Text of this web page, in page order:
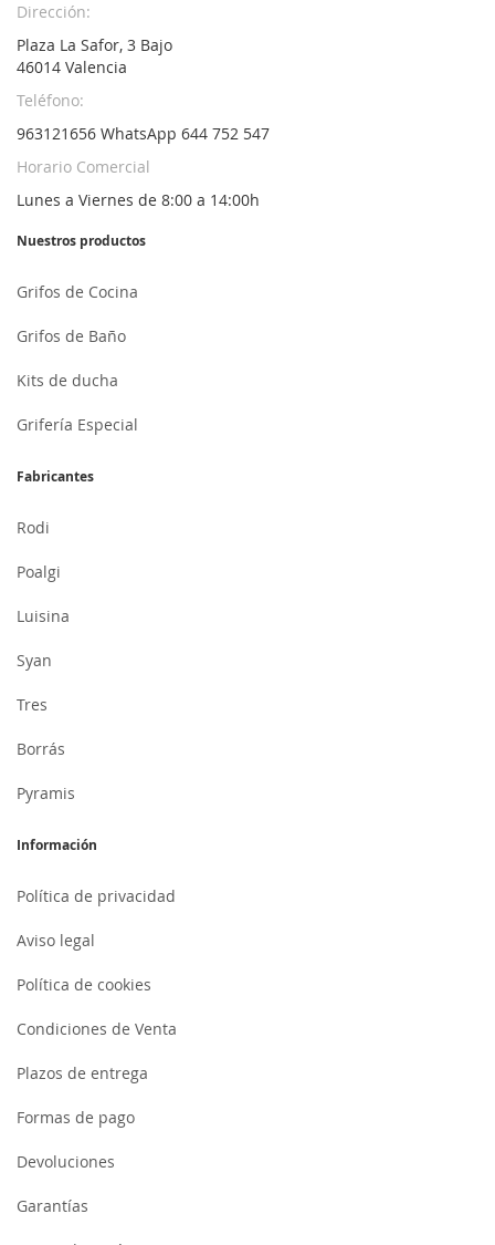
Dirección:
Plaza La Safor, 3 Bajo
46014 Valencia
Teléfono:
963121656 WhatsApp 644 752 547
Horario Comercial
Lunes a Viernes de 8:00 a 14:00h
Nuestros productos
Grifos de Cocina
Grifos de Baño
Kits de ducha
Grifería Especial
Fabricantes
Rodi
Poalgi
Luisina
Syan
Tres
Borrás
Pyramis
Información
Política de privacidad
Aviso legal
Política de cookies
Condiciones de Venta
Plazos de entrega
Formas de pago
Devoluciones
Garantías